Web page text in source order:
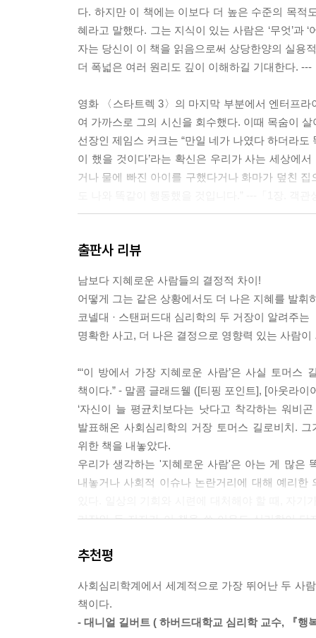
다. 하지만 이 책에는 이보다 더 높은 수준의 목적
혜라고 말했다. 그는 지식이 있는 사람은 ‘무엇’과
자는 당신이 이 책을 읽음으로써 상당한양의 실용
더 폭넓은 여러 원리도 깊이 이해하길 기대한다.
영화 〈스타트렉 3〉의 마지막 부분에서 엔터프
여 가까스로 그의 시신을 회수했다. 이때 목숨이
선장인 제임스 커크는 “만일 네가 나였다 하더라
이 했을 것이다’라는 확신은 우리가 사는 세상에
거나 물에 빠진 아이를 구했다거나 화마가 덮친
않는 행동은 쉽게 하지 못하도록 만들라.” 예컨대
‘이 방에서 가장 지혜로운 사람’은 아니었을지 몰
간에 소득을 이전하는 것이 아니라 노동자 개인
다는 점을 잘 알았다. 이렇게 틀을 규정하는 것은
일상생활의 수많은 의사결정에서도 매우 중요하
한 유명한 연구에서 연구자들은 피실험자인 대학
피실험자 가운데 한 그룹에는 저절로 웃는 표정
없도록 하는 방식으로 볼펜을 입술로 물게 했다.
친다는 이론과 정확하게 일치하는 결과가 나왔다
가 재미있다고 응답한 것이다. 만일 같은 신체적
었다. ---「4장. 행동이 정신을 지배하는 원리 알기
‘이 방에서 가장 지혜로운 사람’은 새롭고 어려운
긴다. 지혜로운 사람은 자기 능력은 얼마든지 확
출판사 리뷰
남보다 지혜로운 사람들의 결정적 차이!
어떻게 그는 같은 상황에서도 더 나은 지혜를 발휘
코넬대 · 스탠퍼드대 심리학의 두 거장이 알려주는
명확한 사고, 더 나은 결정으로 영향력 있는 사람이
“‘이 방에서 가장 지혜로운 사람’은 사실 토머
책이다.” - 말콤 글래드웰 ([티핑 포인트], [아웃라이
‘자신이 늘 평균치보다는 낫다고 착각하는 워비
발표해온 사회심리학의 거장 토머스 길로비치.
위한 책을 내놓았다.
우리가 생각하는 '지혜로운 사람'은 아는 게 많은
내놓거나 사회적 이슈나 논란거리에 대해 예리
거장인 두 저자가 이 책을 쓴 이유도 심리학이
그래서 저자들은 이 책을 두 부분으로 나눠 설명
착각과 편견에 휩싸여 어리석은 판단을 하고 마는
수 있다.
2부로 넘어가면, 앞에서 배운 지혜의 원리들을
추천평
사회심리학계에서 세계적으로 가장 뛰어난 두 사
책이다.
- 대니얼 길버트 ( 하버드대학교 심리학 교수, 『행